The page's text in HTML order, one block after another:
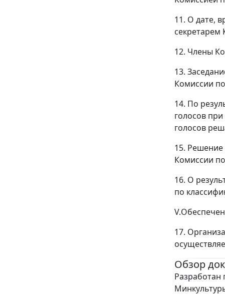
11. О дате,
секретарем
12. Члены
13.
Комиссии
14. По
голосов
голосов
15. Решение
Комиссии
16. О
по
17.
Обзор
Разработан